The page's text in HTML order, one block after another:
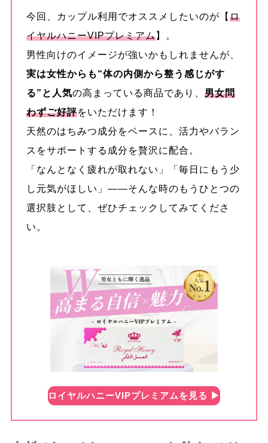
今回、カップル利用でオススメしたいのが【 ロ
イヤルハニーVIPプレミアム】。
男性向けのイメージが強いかもしれませんが、
実は女性からも“体の内側から整う感じがす
る”と人気の高まっている商品であり、 男女問
わずご好評をいただけます！
天然のはちみつ成分をベースに、活力やバラン
スをサポートする成分を贅沢に配合。
「なんとなく疲れが取れない」「毎日にもう少
し元気がほしい」——そんな時のもうひとつの
選択肢として、ぜひチェックしてみてくださ
い。
ロイヤルハニーVIPプレミアムを見る ▶︎